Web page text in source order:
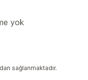
yok
sağlanmaktadır.